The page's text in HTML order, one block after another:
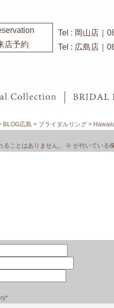
店予約
Tel : 岡山店｜
Tel : 広島店｜
BLOG広島 > ブライダルリング >
ことはありません。
※ が付いている